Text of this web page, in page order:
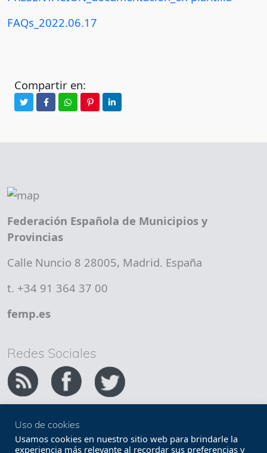
FAQs_2022.06.17
Compartir en:
Federación Española de Municipios y
Provincias
Calle Nuncio 8 28005, Madrid. España
t. +34 91 364 37 00
femp.es
Redes Sociales
Copyright FEMP Accesibilidad
Uso de cookies
Usamos cookies en nuestro sitio web para brindarle la
experiencia más relevante al recordar sus preferencias y